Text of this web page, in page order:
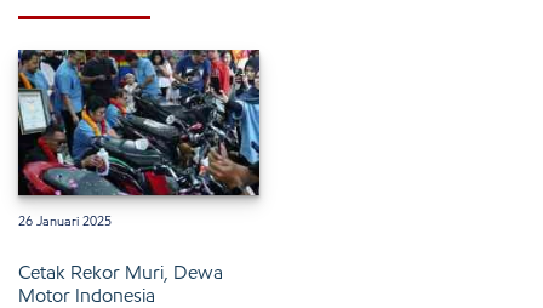
26 Januari 2025
Cetak Rekor Muri, Dewa
Motor Indonesia